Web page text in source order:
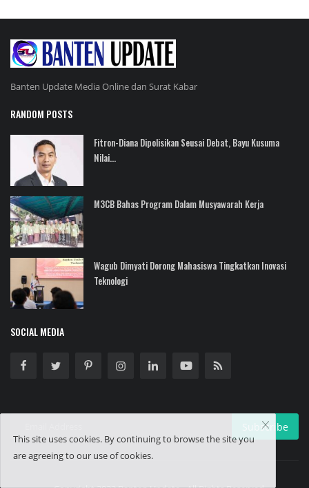
Banten Update Media Online dan Surat Kabar
RANDOM POSTS
Fitron-Diana Dipolisikan Seusai Debat, Bayu Kusuma
Nilai...
M3CB Bahas Program Dalam Musyawarah Kerja
Wagub Dimyati Dorong Mahasiswa Tingkatkan Inovasi
Teknologi
SOCIAL MEDIA
Subscribe
This site uses cookies. By continuing to browse the site you
are agreeing to our use of cookies.